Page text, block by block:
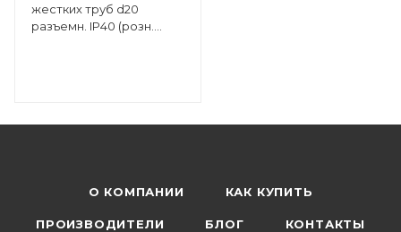
жестких труб d20
разъемн. IP40 (розн.
О КОМПАНИИ КАК КУПИТЬ
ПРОИЗВОДИТЕЛИ БЛОГ КОНТАКТЫ